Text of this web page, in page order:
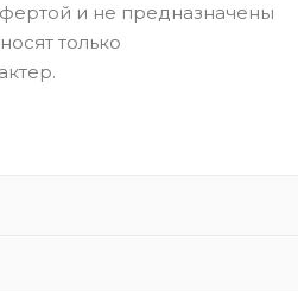
и не предназначены
только